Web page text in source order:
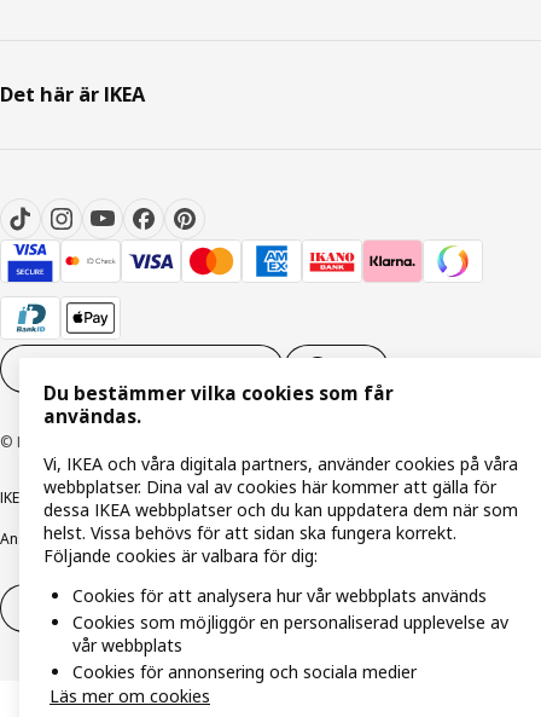
Det här är IKEA
© Inter IKEA Systems B.V. 1999-2026
IKEA Family integritetspolicyIntegritetspolicyCookiepolicy
Ansvarsfullt avslöjandepolicyE-postKöp- & leveransvillkorBolagsinformation
Utöva ångerrätt Utöva ångerrätten för tjänster
Du bestämmer vilka cookies som får
användas.
Vi, IKEA och våra digitala partners, använder cookies på våra
webbplatser. Dina val av cookies här kommer att gälla för
dessa IKEA webbplatser och du kan uppdatera dem när som
helst. Vissa behövs för att sidan ska fungera korrekt.
Följande cookies är valbara för dig:
Cookies för att analysera hur vår webbplats används
Cookies som möjliggör en personaliserad upplevelse av
vår webbplats
Cookies för annonsering och sociala medier
Läs mer om cookies